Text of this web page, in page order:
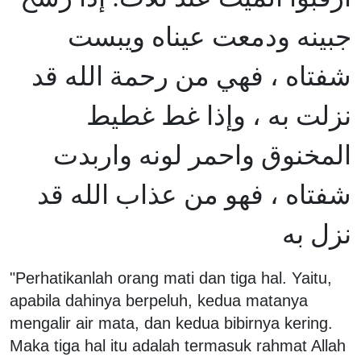
جبينه ودمعت عيناه ويبست
شفتاه ، فهي من رحمة الله قد
نزلت به ، وإذا غط غطيط
المخنوق واحمر لونه واربدت
شفتاه ، فهو من عذاب الله قد
نزل به
"Perhatikanlah orang mati dan tiga hal. Yaitu,
apabila dahinya berpeluh, kedua matanya
mengalir air mata, dan kedua bibirnya kering.
Maka tiga hal itu adalah termasuk rahmat Allah